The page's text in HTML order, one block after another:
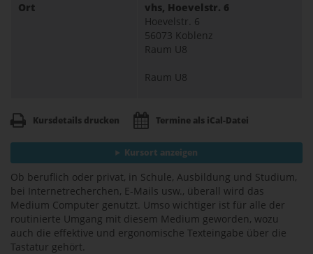
Ort
vhs, Hoevelstr. 6
Hoevelstr. 6
56073 Koblenz
Raum U8
Raum U8
Kursdetails drucken Termine als iCal-Datei
Kursort anzeigen
Ob beruflich oder privat, in Schule, Ausbildung und Studium,
bei Internetrecherchen, E-Mails usw., überall wird das
Medium Computer genutzt. Umso wichtiger ist für alle der
routinierte Umgang mit diesem Medium geworden, wozu
auch die effektive und ergonomische Texteingabe über die
Tastatur gehört.